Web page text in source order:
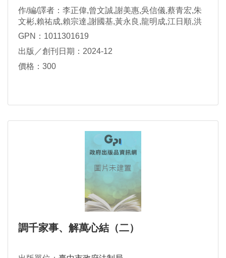
作/編/譯者：李正偉,曾文誠,謝美惠,吳信儀,蔡青宏,朱
文彬,賴祐成,賴宗達,謝國基,黃永良,龍明成,江日順,洪
唯禎,吳俊煒,曾傅宜,徐嘉信
GPN：1011301619
出版／創刊日期：2024-12
價格：300
調千家事、解萬心結（二）